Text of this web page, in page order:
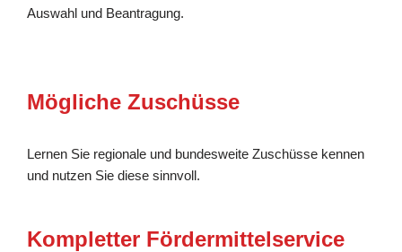
Auswahl und Beantragung.
Mögliche Zuschüsse
Lernen Sie regionale und bundesweite Zuschüsse kennen
und nutzen Sie diese sinnvoll.
Kompletter Fördermittelservice